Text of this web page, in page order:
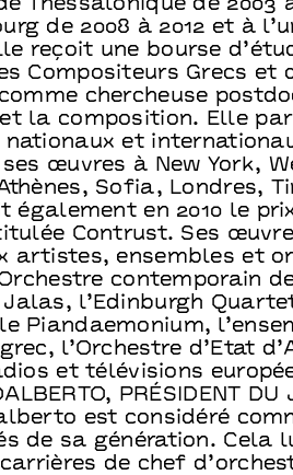
Thessalonique de 2003
de 2008 à 2012 et à
reçoit une bourse
Compositeurs Grecs et
chercheuse
la composition. Elle
nationaux et
œuvres à New York,
Sofia, Londres,
également en 2010 le
Contrust. Ses
artistes, ensembles et
contemporain
l’Edinburgh
Piandaemonium,
l’Orchestre d’Etat
et télévisions
PRÉSIDENT DU
est considéré
de sa génération. Cela
de chef